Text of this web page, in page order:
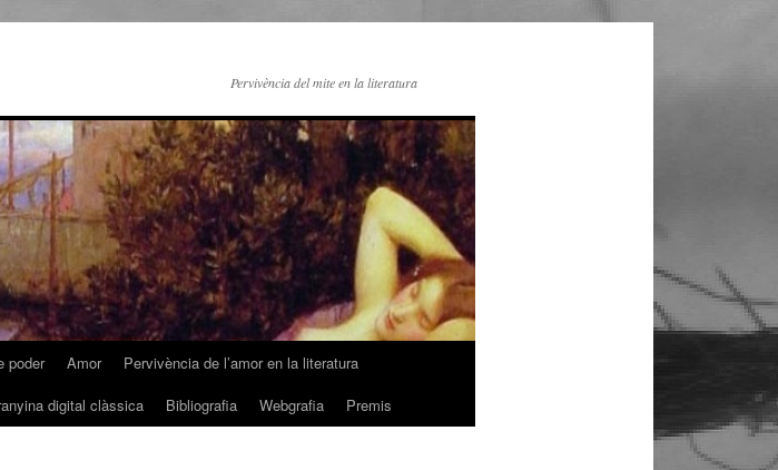
Pervivència del mite en la literatura
poder Amor
Pervivència de l’amor en la literatura
digital clàssica Bibliografia Webgrafia Premis